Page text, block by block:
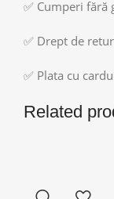
✅ Cumperi fără
✅ Drept de
✅ Plata cu
Related